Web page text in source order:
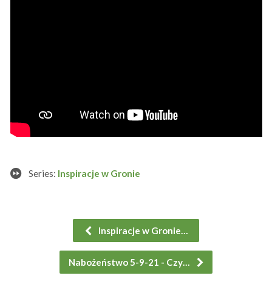
Series: Inspiracje w Gronie
Inspiracje w Gronie…
Nabożeństwo 5-9-21 - Czy…